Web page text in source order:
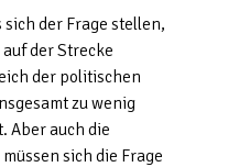
der Frage stellen,
der Strecke
der politischen
zu wenig
Aber auch die
sich die Frage